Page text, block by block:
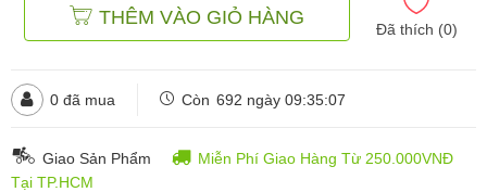
Dép Bông Đi Trong Nhà Hình Bé
Dép Bông Đi Trong Nhà Hình Bé
120.000
188.000
THÊM VÀO GIỎ HÀNG
Đã thích (0)
0 đã mua Còn 692 ngày 09:35:05
Giao Sản Phẩm
Miễn Phí Giao Hàng Từ 250.000VNĐ
Tại TP.HCM